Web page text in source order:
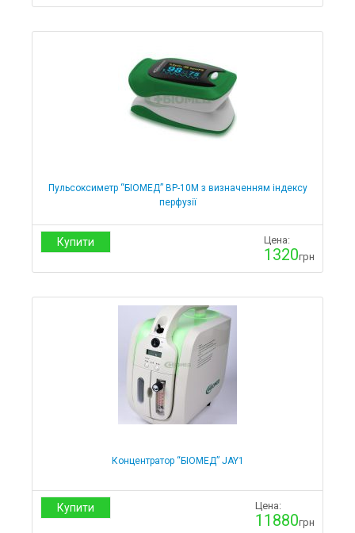
Пульсоксиметр “БІОМЕД” ВР-10М з визначенням індексу
перфузії
Купити Цена:
1320грн
Концентратор “БІОМЕД” JAY1
Купити Цена:
11880грн